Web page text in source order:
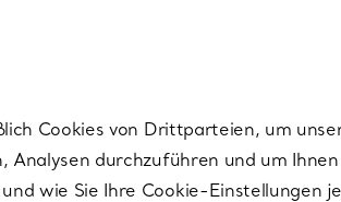
Cookies von Drittparteien, um
durchzuführen und um
wie Sie Ihre Cookie-Einstellungen